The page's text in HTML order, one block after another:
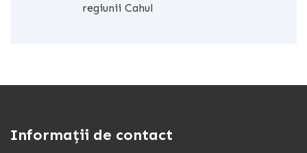
regiunii Cahul
Informații de contact